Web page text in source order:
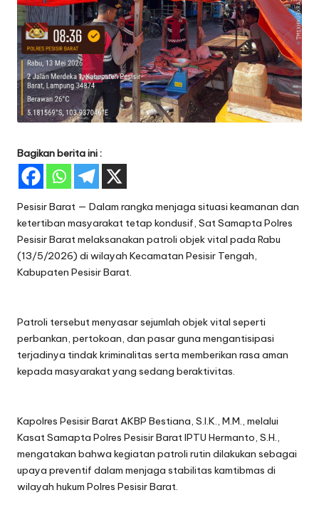
Bagikan berita ini :
Pesisir Barat — Dalam rangka menjaga situasi keamanan dan
ketertiban masyarakat tetap kondusif, Sat Samapta Polres
Pesisir Barat melaksanakan patroli objek vital pada Rabu
(13/5/2026) di wilayah Kecamatan Pesisir Tengah,
Kabupaten Pesisir Barat.
Patroli tersebut menyasar sejumlah objek vital seperti
perbankan, pertokoan, dan pasar guna mengantisipasi
terjadinya tindak kriminalitas serta memberikan rasa aman
kepada masyarakat yang sedang beraktivitas.
Kapolres Pesisir Barat AKBP Bestiana, S.I.K., M.M., melalui
Kasat Samapta Polres Pesisir Barat IPTU Hermanto, S.H.,
mengatakan bahwa kegiatan patroli rutin dilakukan sebagai
upaya preventif dalam menjaga stabilitas kamtibmas di
wilayah hukum Polres Pesisir Barat.